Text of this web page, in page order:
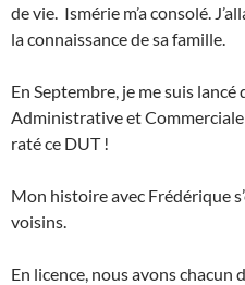
de vie. Ismérie m’a consolé.
la connaissance de sa famille.
En Septembre, je me suis lancé
Administrative et Commerciale
raté ce DUT !
Mon histoire avec Frédérique
voisins.
En licence, nous avons chacun